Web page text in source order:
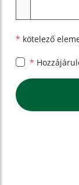
* kötelező
*
Google